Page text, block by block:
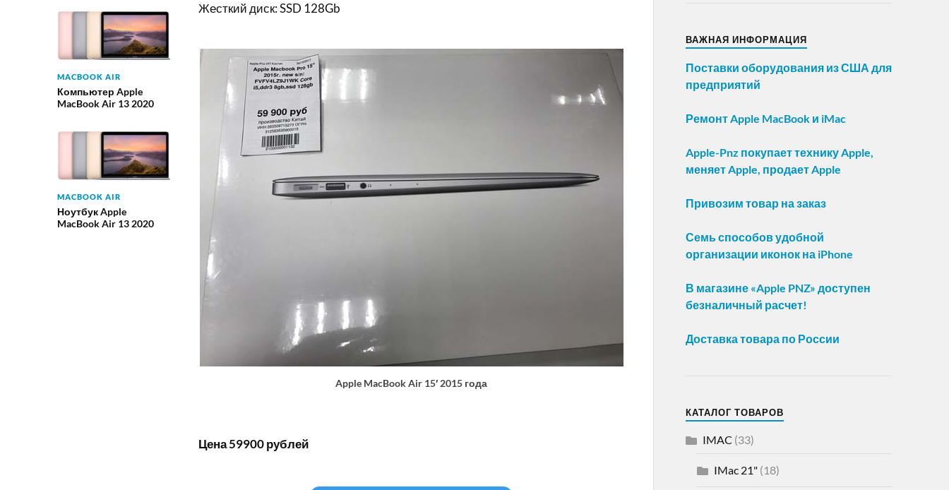
MACBOOK AIR
Компьютер Apple
MacBook Air 13 2020
MACBOOK AIR
Ноутбук Apple
MacBook Air 13 2020
Жесткий диск: SSD 128Gb
Apple MacBook Air 15′ 2015 года
Цена 59900 рублей
ВАЖНАЯ ИНФОРМАЦИЯ
Поставки оборудования из США для
предприятий
Ремонт Apple MacBook и iMac
Apple-Pnz покупает технику Apple,
меняет Apple, продает Apple
Привозим товар на заказ
Семь способов удобной
организации иконок на iPhone
В магазине «Apple PNZ» доступен
безналичный расчет!
Доставка товара по России
КАТАЛОГ ТОВАРОВ
IMAC (33)
IMac 21"(18)